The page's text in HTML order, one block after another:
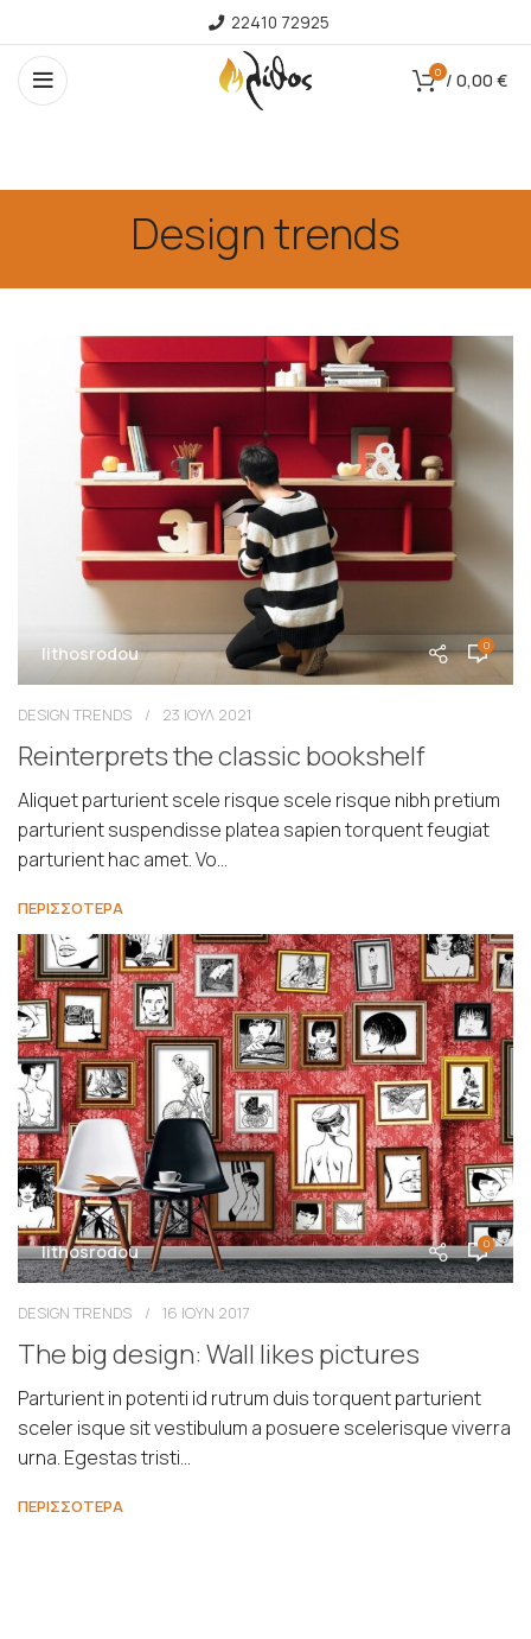
22410 72925
0 / 0,00 €
Design trends
lithosrodou 0
DESIGN TRENDS 23 ΙΟΥΛ 2021
Reinterprets the classic bookshelf
Aliquet parturient scele risque scele risque nibh pretium
parturient suspendisse platea sapien torquent feugiat
parturient hac amet. Vo...
ΠΕΡΙΣΣΟΤΕΡΑ
lithosrodou 0
DESIGN TRENDS 16 ΙΟΥΝ 2017
The big design: Wall likes pictures
Parturient in potenti id rutrum duis torquent parturient
sceler isque sit vestibulum a posuere scelerisque viverra
urna. Egestas tristi...
ΠΕΡΙΣΣΟΤΕΡΑ